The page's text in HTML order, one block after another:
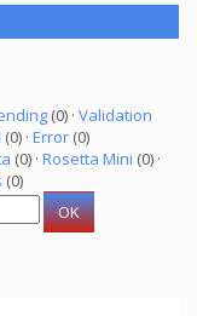
(0) · Validation
(0) · Error (0)
(0) · Rosetta Mini (0) ·
(0)